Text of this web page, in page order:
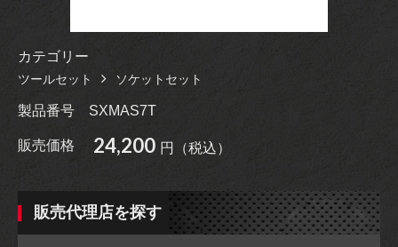
カテゴリー
ツールセット ソケットセット
製品番号 SXMAS7T
販売価格 24,200 円（税込）
販売代理店を探す